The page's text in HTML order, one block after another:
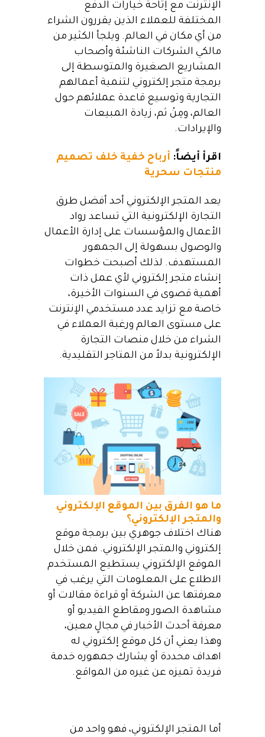
الإنترنت مع إتاحة خيارات الدفع
المختلفة للعملاء الذين يقررون الشراء
من أي مكان في العالم. ويلجأ الكثير من
مالكي الشركات الناشئة وأصحاب
المشاريع الصغيرة والمتوسطة إلى
برمجة متجر إلكتروني لتنمية أعمالهم
التجارية وتوسيع قاعدة عملائهم حول
العالم، ومِنْ ثم، زيادة المبيعات
والإيرادات.
اقرأ أيضاً: أرباح خفية خلف تصميم
منتجات سحرية
يعد المتجر الإلكتروني أحد أفضل طرق
التجارة الإلكترونية التي تساعد رواد
الأعمال والمؤسسات على إدارة الأعمال
والوصول بسهولة إلى الجمهور
المستهدف. لذلك أصبحت خطوات
إنشاء متجر إلكتروني لأي عمل ذات
أهمية قصوى في السنوات الأخيرة،
خاصة مع تزايد عدد مستخدمي الإنترنت
على مستوى العالم ورغبة العملاء في
الشراء من خلال منصات التجارة
الإلكترونية بدلاً من المتاجر التقليدية.
ما هو الفرق بين الموقع الإلكتروني
والمتجر الإلكتروني؟
هناك اختلاف جوهري بين برمجة موقع
إلكتروني والمتجر الإلكتروني. فمن خلال
الموقع الإلكتروني يستطيع المستخدم
الاطلاع على المعلومات التي يرغب في
معرفتها عن الشركة أو قراءة مقالات أو
مشاهدة الصور ومقاطع الفيديو أو
معرفة أحدث الأخبار في مجالٍ معين،
وهذا يعني أن كل موقع إلكتروني له
اهداف محددة أو يشارك جمهوره خدمة
فريدة تميزه عن غيره من المواقع.
أما المتجر الإلكتروني، فهو واحد من